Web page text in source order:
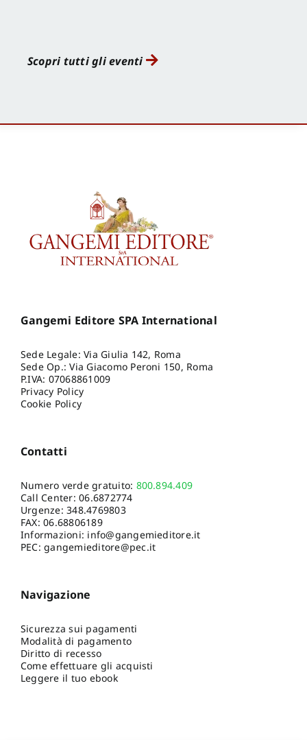
Scopri tutti gli eventi
Gangemi Editore SPA International
Sede Legale: Via Giulia 142, Roma
Sede Op.: Via Giacomo Peroni 150, Roma
P.IVA: 07068861009
Privacy Policy
Cookie Policy
Contatti
Numero verde gratuito: 800.894.409
Call Center:06.6872774
Urgenze:348.4769803
FAX: 06.68806189
Informazioni: info@gangemieditore.it
PEC: gangemieditore@pec.it
Navigazione
Sicurezza sui pagamenti
Modalità di pagamento
Diritto di recesso
Come effettuare gli acquisti
Leggere il tuo ebook